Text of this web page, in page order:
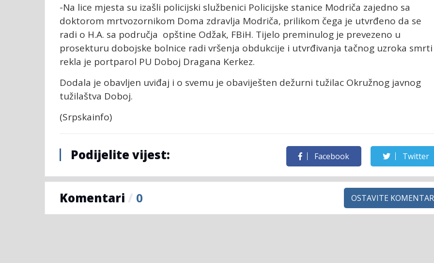
-Na lice mjesta su izašli policijski službenici Policijske stanice Modriča zajedno sa
doktorom mrtvozornikom Doma zdravlja Modriča, prilikom čega je utvrđeno da se
radi o H.A. sa područja opštine Odžak, FBiH. Tijelo preminulog je prevezeno u
prosekturu dobojske bolnice radi vršenja obdukcije i utvrđivanja tačnog uzroka smrti
rekla je portparol PU Doboj Dragana Kerkez.
Dodala je obavljen uviđaj i o svemu je obaviješten dežurni tužilac Okružnog javnog
tužilaštva Doboj.
(Srpskainfo)
Podijelite vijest: Facebook Twitter
Komentari / 0 OSTAVITE KOMENTAR